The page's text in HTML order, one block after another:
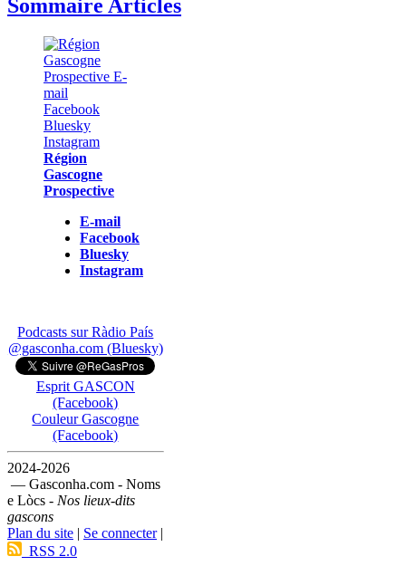
Sommaire Articles
Région
Gascogne
Prospective
E-mail
Facebook
Bluesky
Instagram
Podcasts sur Ràdio País
@gasconha.com (Bluesky)
Esprit GASCON
(Facebook)
Couleur Gascogne
(Facebook)
2024-2026
— Gasconha.com - Noms
e Lòcs - Nos lieux-dits
gascons
Plan du site | Se connecter|
RSS 2.0